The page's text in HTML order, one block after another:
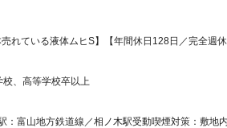
れている液体ムヒS】【年間休日128日／完全週
、高等学校卒以上
富山地方鉄道線／相ノ木駅受動喫煙対策：敷地内